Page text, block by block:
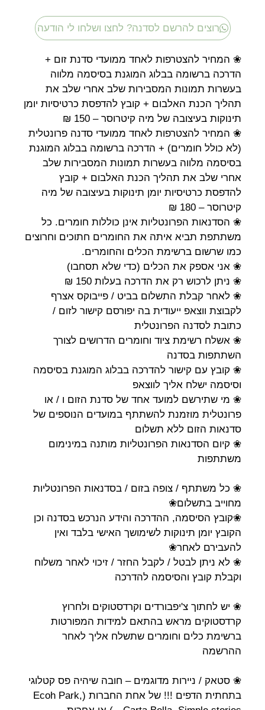
רוצים להרשם לסדנה? לחצו ושלחו לי הודעה
❀ המחיר להצטרפות לאחד ממועדי סדנת זום +
הדרכה ברשומה בבלוג המוגנת בסיסמה מלווה
בעשרות תמונות המסבירות שלב אחרי שלב את
תהליך הכנת האלבום + קובץ להדפסת כרטיסיות יומן
תינוקות בעיצובה של מיה קיטרוסר – 150 ₪
❀ המחיר להצטרפות לאחד ממועדי סדנה פרונטלית
(לא כולל חומרים) + הדרכה ברשומה בבלוג המוגנת
בסיסמה מלווה בעשרות תמונות המסבירות שלב
אחרי שלב את תהליך הכנת האלבום + קובץ
להדפסת כרטיסיות יומן תינוקות בעיצובה של מיה
קיטרוסר – 180 ₪
❀ הסדנאות הפרונטליות אינן כוללות חומרים. כל
משתתפת תביא איתה את החומרים חתוכים וחרוצים
כמו שרשום ברשימת הכלים והחומרים.
❀ אני אספק את הכלים (כדי שלא תסחבו)
❀ ניתן לרכוש רק את הדרכה בעלות 150 ₪
❀ לאחר קבלת התשלום בביט / פייבוקס אצרף
לקבוצת ווצאפ ייעודית בה יפורסם קישור לזום /
כתובת לסדנה הפרונטלית
❀ אשלח רשימת ציוד וחומרים הדרושים לצורך
השתתפות בסדנה
❀ קובץ עם קישור להדרכה בבלוג המוגנת בסיסמה
וסיסמה ישלח אליך לווצאפ
❀ מי שתירשם למועד אחד של סדנת הזום ו / או
פרונטלית מוזמנת להשתתף במועדים הנוספים של
סדנאות הזום ללא תשלום
❀ קיום הסדנאות הפרונטליות מותנה במינימום
משתתפות
❀ כל משתתף / צופה בזום / בסדנאות הפרונטליות
מחוייב בתשלום❀
❀קובץ הסיסמה, ההדרכה והידע הנרכש בסדנה וכן
הקובץ יומן תינוקות לשימושך האישי בלבד ואין
להעבירם לאחר❀
❀ לא ניתן לבטל / לקבל החזר / זיכוי לאחר משלוח
וקבלת קובץ והסיסמה להדרכה
❀ יש לחתוך צ'יפבורדים וקרדסטוקים ולחרוץ
קרדסטוקים מראש בהתאם למידות המפורטות
ברשימת כלים וחומרים שתשלח אליך לאחר
ההרשמה
❀ סטאק / ניירות מדוגמים – חובה שיהיה פס קטלוגי
בתחתית הדפים !!! של אחת החברות (Ecoh Park,